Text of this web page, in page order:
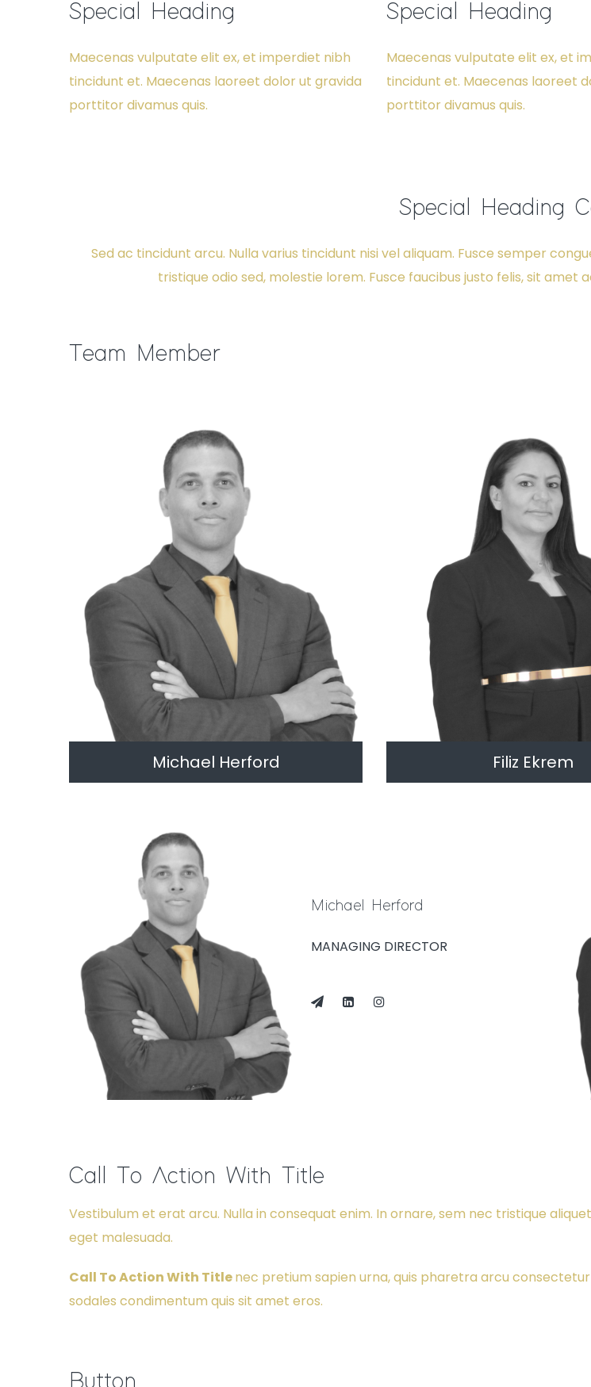
Special Heading
Maecenas vulputate elit ex, et imperdiet nibh
tincidunt et. Maecenas laoreet dolor ut gravida
porttitor divamus quis.
Special Heading
Maecenas vulputate elit ex, et
tincidunt et. Maecenas laoreet
porttitor divamus quis.
Special Heading
Sed ac tincidunt arcu. Nulla varius tincidunt nisi vel aliquam. Fusce semper
tristique odio sed, molestie lorem. Fusce faucibus justo felis, sit
Team Member
Michael Herford
MANAGING DIRECTOR
Filiz Ekrem
CONSULTANT
Michael Herford
MANAGING DIRECTOR
Call To Action With Title
Vestibulum et erat arcu. Nulla in consequat enim. In ornare, sem nec tristique
eget malesuada.
Call To Action With Titlenec pretium sapien urna, quis pharetra arcu
sodales condimentum quis sit amet eros.
Button